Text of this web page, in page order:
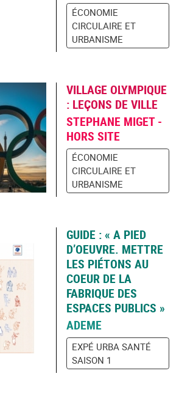
ÉCONOMIE
CIRCULAIRE ET
URBANISME
VILLAGE OLYMPIQUE
: LEÇONS DE VILLE
STEPHANE MIGET -
HORS SITE
ÉCONOMIE
CIRCULAIRE ET
URBANISME
GUIDE : « A PIED
D’OEUVRE. METTRE
LES PIÉTONS AU
COEUR DE LA
FABRIQUE DES
ESPACES PUBLICS »
ADEME
EXPÉ URBA SANTÉ
SAISON 1